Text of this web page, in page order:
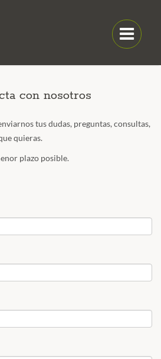
con nosotros
tus dudas, preguntas, consultas,
quieras.
plazo posible.